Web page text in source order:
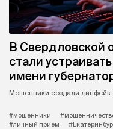
В Свердловской
стали
имени
Мошенники создали
#мошенники
#личный прием